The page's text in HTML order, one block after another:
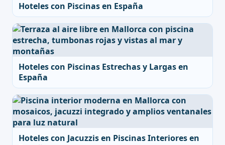
Hoteles con Piscinas en España
Hoteles con Piscinas Estrechas y Largas en
España
Hoteles con Jacuzzis en Piscinas Interiores en